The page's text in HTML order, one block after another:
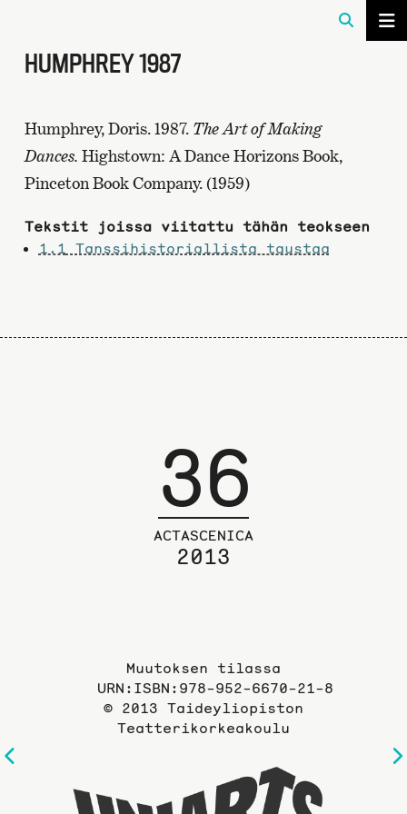
HUMPHREY 1987
Humphrey, Doris. 1987. The Art of Making
Dances. Highstown: A Dance Horizons Book,
Pinceton Book Company. (1959)
Tekstit joissa viitattu tähän teokseen
1.1 Tanssihistoriallista taustaa
36
ACTASCENICA
2013
Muutoksen tilassa
URN:ISBN:978-952-6670-21-8
© 2013 Taideyliopiston
Teatterikorkeakoulu